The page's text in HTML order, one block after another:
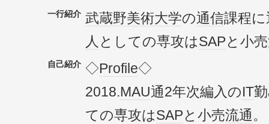
一行紹介 武蔵野美術大学の通信課程
人 としての専攻はSAPと小売
自己紹介 ◇Profile◇
2018.MAU通2年次編入のIT
ての専攻はSAPと小売流通。